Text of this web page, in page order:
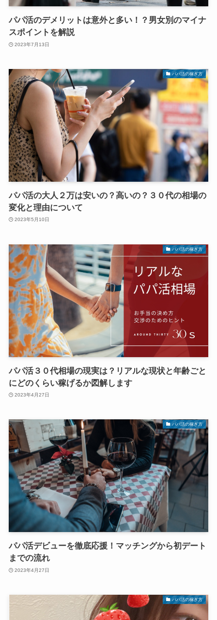
パパ活のデメリットは意外と多い！？男女別のマイナ
スポイントを解説
2023年7月13日
パパ活の稼ぎ方
パパ活の大人２万は安いの？高いの？３０代の相場の
変化と理由について
2023年5月10日
パパ活の稼ぎ方
パパ活３０代相場の現実は？リアルな現状と年齢ごと
にどのくらい稼げるか図解します
2023年4月27日
パパ活の稼ぎ方
パパ活デビューを徹底応援！マッチングから初デート
までの流れ
2023年4月27日
パパ活の稼ぎ方